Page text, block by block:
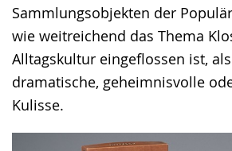
Sammlungsobjekten der
wie weitreichend das Thema
Alltagskultur eingeflossen ist,
dramatische, geheimnisvolle
Kulisse.